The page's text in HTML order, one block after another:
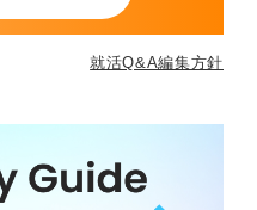
就活Q&A編集方針